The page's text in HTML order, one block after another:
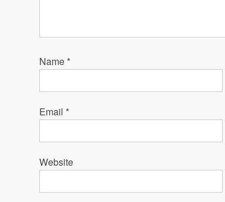
Name *
Email *
Website